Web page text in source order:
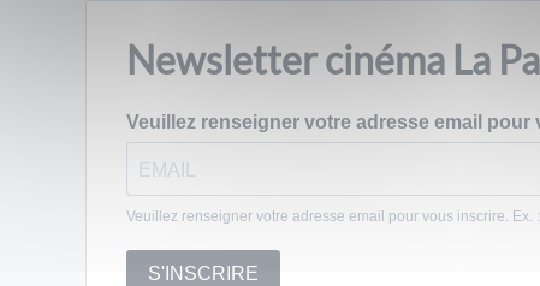
Newsletter cinéma La
Veuillez renseigner votre adresse email pour
Veuillez renseigner votre adresse email pour vous inscrire. Ex.
S'INSCRIRE